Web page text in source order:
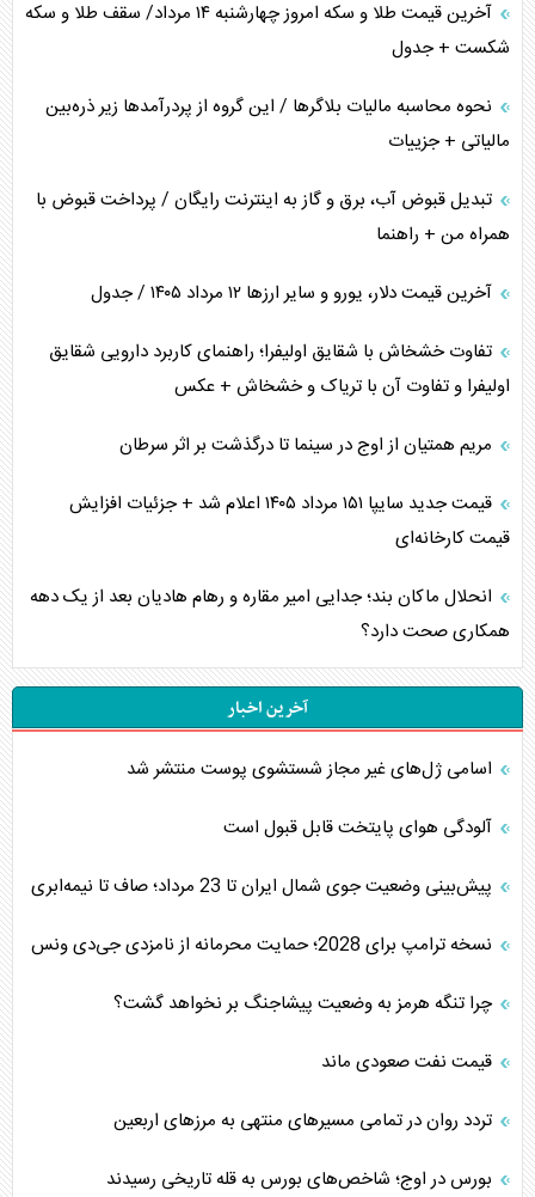
آخرین قیمت طلا و سکه امروز چهارشنبه ۱۴ مرداد/ سقف طلا و سکه
شکست + جدول
نحوه محاسبه مالیات بلاگر‌ها / این گروه از پردرآمد‌ها زیر ذره‌بین
مالیاتی + جزییات
تبدیل قبوض آب، برق و گاز به اینترنت رایگان / پرداخت قبوض با
همراه من + راهنما
آخرین قیمت دلار، یورو و سایر ارز‌ها ۱۲ مرداد ۱۴۰۵ / جدول
تفاوت خشخاش با شقایق اولیفرا؛ راهنمای کاربرد دارویی شقایق
اولیفرا و تفاوت آن با تریاک و خشخاش + عکس
مریم همتیان از اوج در سینما تا درگذشت بر اثر سرطان
قیمت جدید سایپا ۱۵۱ مرداد ۱۴۰۵ اعلام شد + جزئیات افزایش
قیمت کارخانه‌ای
انحلال ماکان بند؛ جدایی امیر مقاره و رهام هادیان بعد از یک دهه
همکاری صحت دارد؟
آخرین اخبار
اسامی ژل‌های غیر مجاز شستشوی پوست منتشر شد
آلودگی هوای پایتخت قابل قبول است
پیش‌بینی وضعیت جوی شمال ایران تا 23 مرداد‌؛ صاف تا نیمه‌ابری
نسخه ترامپ برای 2028؛ حمایت محرمانه از نامزدی جی‌دی ونس
چرا تنگه هرمز به وضعیت پیشاجنگ بر نخواهد گشت؟
قیمت نفت صعودی ماند
تردد روان در تمامی مسیرهای منتهی به مرزهای اربعین
بورس در اوج؛ شاخص‌های بورس به قله تاریخی رسیدند